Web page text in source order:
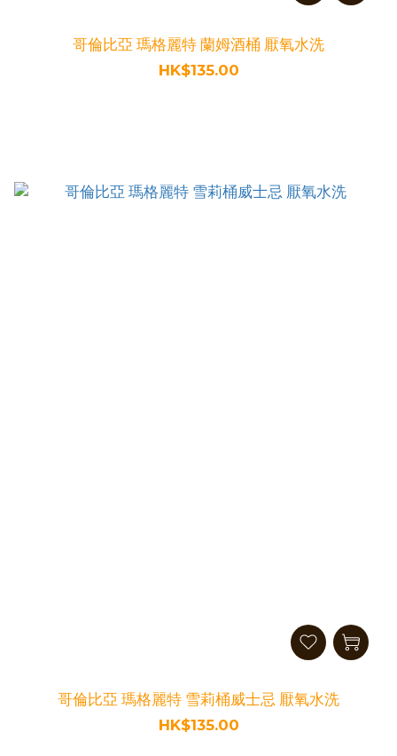
哥倫比亞 瑪格麗特 蘭姆酒桶 厭氧水洗
HK$135.00
哥倫比亞 瑪格麗特 雪莉桶威士忌 厭氧水洗
HK$135.00